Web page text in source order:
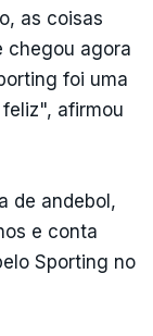
as coisas
chegou agora
foi uma
afirmou
de andebol,
e conta
Sporting no